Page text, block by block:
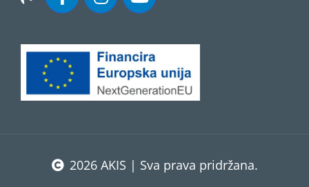
2026 AKIS | Sva prava pridržana.